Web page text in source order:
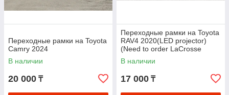
Переходные рамки на Toyota
Camry 2024
В наличии
20 000 ₸
Переходные рамки на Toyota
RAV4 2020(LED projector)
(Need to order LaCrosse
Decoder seperately)
В наличии
17 000 ₸